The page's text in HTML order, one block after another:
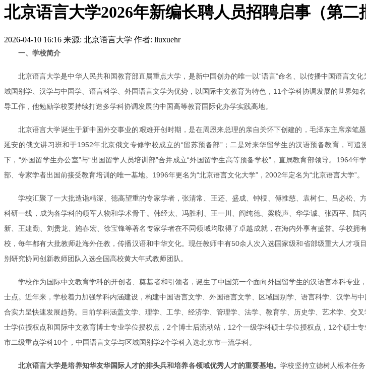
北京语言大学2026年新编长聘人员招聘启事（第二
2026-04-10 16:16 来源: 北京语言大学 作者: liuxuehr
一、学校简介
北京语言大学是中华人民共和国教育部直属重点大学，是新中国创办的唯一以“语言”命名、以传播中国语言文
域国别学、汉学与中国学、语言科学、外国语言文学为优势，以国际中文教育为特色，11个学科协调发展的世界
导工作，他勉励学校要持续打造多学科协调发展的中国高等教育国际化办学实践高地。
北京语言大学诞生于新中国外交事业的艰难开创时期，是在周恩来总理的亲自关怀下创建的，毛泽东主席亲
延安的俄文讲习班和于1952年北京俄文专修学校成立的“留苏预备部”；二是对来华留学生的汉语预备教育，可
下，“外国留学生办公室”与“出国留学人员培训部”合并成立“外国留学生高等预备学校”，直属教育部领导。1964
部、专家学者出国前接受教育培训的唯一基地。1996年更名为“北京语言文化大学”，2002年定名为“北京语言大学”。
学校汇聚了一大批造诣精深、德高望重的专家学者，张清常、王还、盛成、钟梫、傅惟慈、袁树仁、吕必松
科研一线，成为各学科的领军人物和学术骨干。韩经太、冯胜利、王一川、阎纯德、梁晓声、华学诚、张西平、
新、王建勤、刘贵龙、施春宏、徐宝锋等著名专家学者在不同领域均取得了卓越成就，在海内外享有盛誉。学校
校，每年都有大批教师赴海外任教，传播汉语和中华文化。现任教师中有50余人次入选国家级和省部级重大人才
别研究协同创新教师团队入选全国高校黄大年式教师团队。
学校作为国际中文教育学科的开创者、奠基者和引领者，诞生了中国第一个面向外国留学生的汉语言本科专
士点。近年来，学校着力加强学科内涵建设，构建中国语言文学、外国语言文学、区域国别学、语言科学、汉学与
合实力呈快速发展趋势。目前学科涵盖文学、理学、工学、经济学、管理学、法学、教育学、历史学、艺术学、
士学位授权点和国际中文教育博士专业学位授权点，2个博士后流动站，12个一级学科硕士学位授权点，12个硕
市二级重点学科10个，中国语言文学与区域国别学2个学科入选北京市一流学科。
北京语言大学是培养知华友华国际人才的排头兵和培养各领域优秀人才的重要基地。学校坚持立德树人根本任